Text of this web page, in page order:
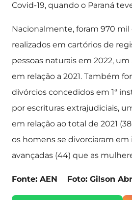
Covid-19, quando o Paraná
Nacionalmente, foram 970
realizados em cartórios de
pessoas naturais em 2022,
em relação a 2021. Também
divórcios concedidos em 1ª
por escrituras extrajudiciais,
em relação ao total de 2021
os homens se divorciaram em
avançadas (44) que as
Fonte: AEN Foto: Gilson